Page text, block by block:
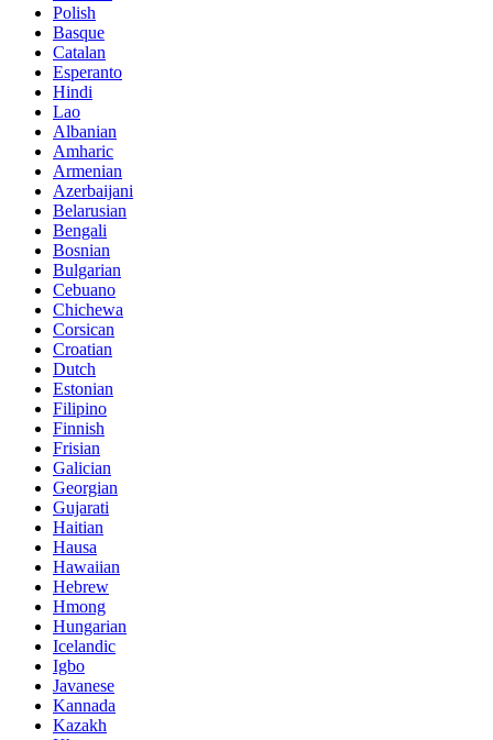
Polish
Basque
Catalan
Esperanto
Hindi
Lao
Albanian
Amharic
Armenian
Azerbaijani
Belarusian
Bengali
Bosnian
Bulgarian
Cebuano
Chichewa
Corsican
Croatian
Dutch
Estonian
Filipino
Finnish
Frisian
Galician
Georgian
Gujarati
Haitian
Hausa
Hawaiian
Hebrew
Hmong
Hungarian
Icelandic
Igbo
Javanese
Kannada
Kazakh